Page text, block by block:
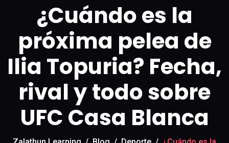
¿Cuándo es la
próxima pelea de
Ilia Topuria? Fecha,
rival y todo sobre
UFC Casa Blanca